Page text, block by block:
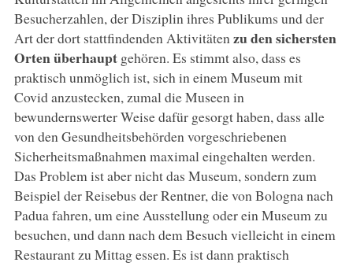
Besucherzahlen, der Disziplin ihres Publikums und der
Art der dort stattfindenden Aktivitäten zu den sichersten
Orten überhauptgehören. Es stimmt also, dass es
praktisch unmöglich ist, sich in einem Museum mit
Covid anzustecken, zumal die Museen in
bewundernswerter Weise dafür gesorgt haben, dass alle
von den Gesundheitsbehörden vorgeschriebenen
Sicherheitsmaßnahmen maximal eingehalten werden.
Das Problem ist aber nicht das Museum, sondern zum
Beispiel der Reisebus der Rentner, die von Bologna nach
Padua fahren, um eine Ausstellung oder ein Museum zu
besuchen, und dann nach dem Besuch vielleicht in einem
Restaurant zu Mittag essen. Es ist dann praktisch